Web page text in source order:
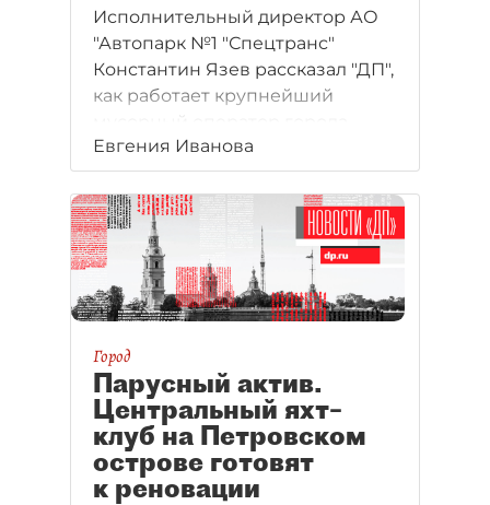
Исполнительный директор АО
"Автопарк №1 "Спецтранс"
Константин Язев рассказал "ДП",
как работает крупнейший
Евгения Иванова
Город
Парусный актив.
Центральный яхт–
клуб на Петровском
острове готовят
к реновации